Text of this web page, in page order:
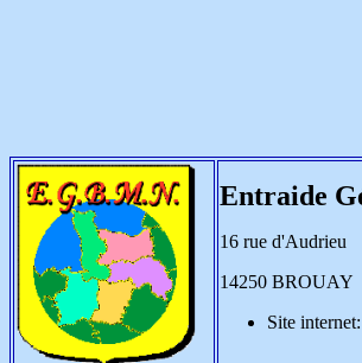
Entraide
16 rue d'Audrieu
14250 BROUAY
Site internet: